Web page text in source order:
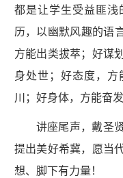
都是让学生受益匪浅
历，以幽默风趣的语
方能出类拔萃；好谋
身处世；好态度，方
川；好身体，方能奋发
讲座尾声，戴圣
提出美好希冀，愿当
想、脚下有力量！